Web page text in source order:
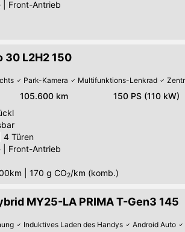
Front-Antrieb
30 L2H2 150
Park-Kamera Multifunktions-Lenkrad
105.600 km 150 PS (110 kW)
4 Türen
Front-Antrieb
170 g CO2/km (komb.)
MY25-LA PRIMA T-Gen3 145
Induktives Laden des Handys Android Auto